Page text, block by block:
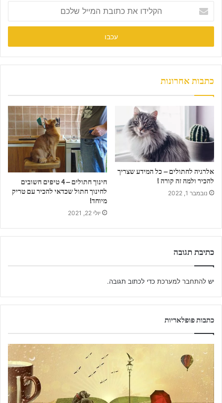
e
ל
ד
ו
ת
ת
ה
י
י
ל
ש
כתבות אחרונות
אלרגיה לחתולים – כל המידע שצריך
להכיר ולמה זה קורה !
נובמבר 1, 2022
חינוך חתולים – 4 טיפים חשובים
לחינוך חתול שכדאי להכיר עם טריק
מיוחד!
יולי 22, 2021
כתיבת תגובה
יש להתחבר למערכת כדי לכתוב תגובה.
כתבות פופלאריות